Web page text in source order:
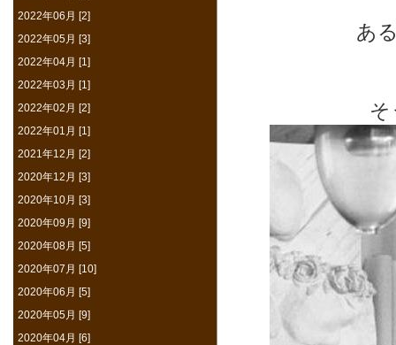
あ
そ
2022年06月 [2]
2022年05月 [3]
2022年04月 [1]
2022年03月 [1]
2022年02月 [2]
2022年01月 [1]
2021年12月 [2]
2020年12月 [3]
2020年10月 [3]
2020年09月 [9]
2020年08月 [5]
2020年07月 [10]
2020年06月 [5]
2020年05月 [9]
2020年04月 [6]